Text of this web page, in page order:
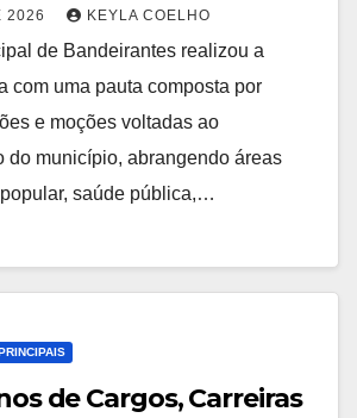
2026 KEYLA COELHO
de Bandeirantes realizou a
com uma pauta composta por
e moções voltadas ao
do município, abrangendo áreas
saúde pública,…
de Cargos, Carreiras